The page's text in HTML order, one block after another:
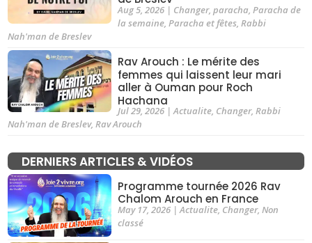
Aug 5, 2026| Changer, paracha Paracha de
la semaine, Paracha et fêtes, Rabbi
Nah'man de Breslev
Rav Arouch : Le mérite des
femmes qui laissent leur mari
aller à Ouman pour Roch
Hachana
Jul 29, 2026|Actualite, Changer, Rabbi
Nah'man de Breslev,Rav Arouch
DERNIERS ARTICLES & VIDÉOS
Programme tournée 2026 Rav
Chalom Arouch en France
May 17, 2026| Actualite, Changer, Non
classé